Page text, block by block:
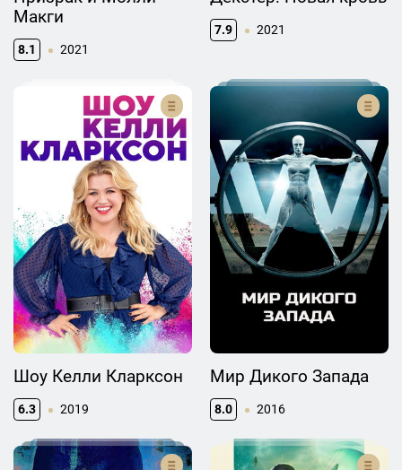
Макги
8.1 2021
7.9 2021
Шоу Келли Кларксон
6.3 2019
Мир Дикого Запада
8.0 2016